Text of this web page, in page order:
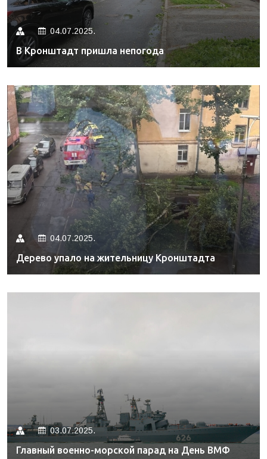
04.07.2025.
В Кронштадт пришла непогода
04.07.2025.
Дерево упало на жительницу Кронштадта
03.07.2025.
Главный военно-морской парад на День ВМФ